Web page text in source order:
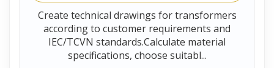
Create technical drawings for transformers
according to customer requirements and
IEC/TCVN standards.Calculate material
specifications, choose suitabl...